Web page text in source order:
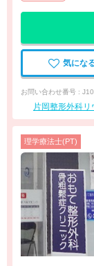
気にな
お問い合わせ番号 :
片岡整形外科リ
理学療法士(PT)